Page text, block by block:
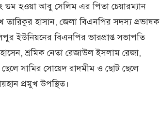
গুম হওয়া আবু সেলিম এর পিতা চেয়ারম্যান
হাসান, জেলা বিএনপির সদস্য প্রভাষক
বিএনপির ভারপ্রাপ্ত সভাপতি
শ্রমিক নেতা রেজাউল ইসলাম রেজা,
সামির সোয়েদ রাদমীম ও ছোট ছেলে
প্রমুখ উপস্থিত।